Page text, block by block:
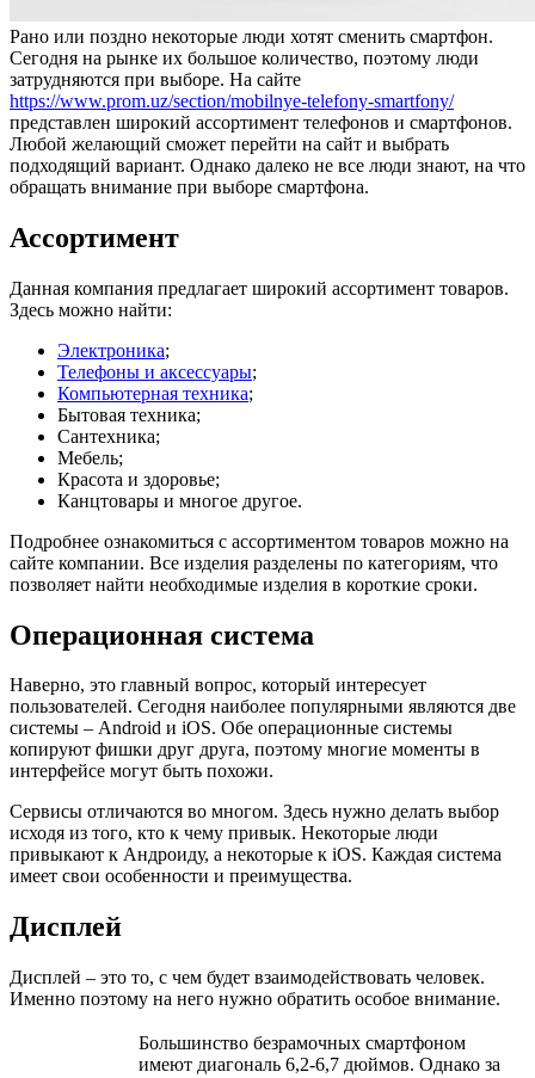
Рано или поздно некоторые люди хотят сменить смартфон.
Сегодня на рынке их большое количество, поэтому люди
затрудняются при выборе. На сайте
https://www.prom.uz/section/mobilnye-telefony-smartfony/
представлен широкий ассортимент телефонов и смартфонов.
Любой желающий сможет перейти на сайт и выбрать
подходящий вариант. Однако далеко не все люди знают, на что
обращать внимание при выборе смартфона.
Ассортимент
Данная компания предлагает широкий ассортимент товаров.
Здесь можно найти:
Электроника;
Телефоны и аксессуары;
Компьютерная техника;
Бытовая техника;
Сантехника;
Мебель;
Красота и здоровье;
Канцтовары и многое другое.
Подробнее ознакомиться с ассортиментом товаров можно на
сайте компании. Все изделия разделены по категориям, что
позволяет найти необходимые изделия в короткие сроки.
Операционная система
Наверно, это главный вопрос, который интересует
пользователей. Сегодня наиболее популярными являются две
системы – Android и iOS. Обе операционные системы
копируют фишки друг друга, поэтому многие моменты в
интерфейсе могут быть похожи.
Сервисы отличаются во многом. Здесь нужно делать выбор
исходя из того, кто к чему привык. Некоторые люди
привыкают к Андроиду, а некоторые к iOS. Каждая система
имеет свои особенности и преимущества.
Дисплей
Дисплей – это то, с чем будет взаимодействовать человек.
Именно поэтому на него нужно обратить особое внимание.
Большинство безрамочных смартфоном
имеют диагональ 6,2-6,7 дюймов. Однако за